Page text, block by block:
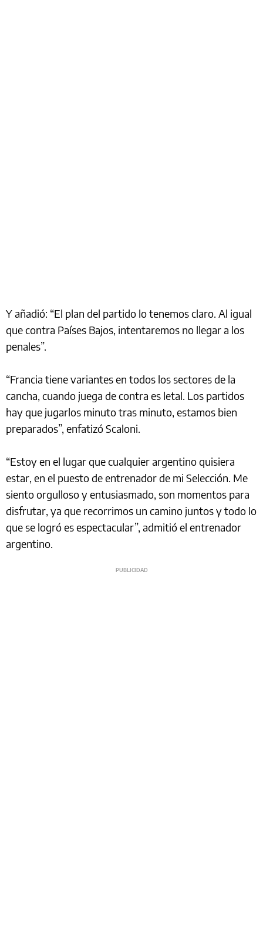
Y añadió: “El plan del partido lo tenemos claro. Al igual
que contra Países Bajos, intentaremos no llegar a los
penales”.
“Francia tiene variantes en todos los sectores de la
cancha, cuando juega de contra es letal. Los partidos
hay que jugarlos minuto tras minuto, estamos bien
preparados”, enfatizó Scaloni.
“Estoy en el lugar que cualquier argentino quisiera
estar, en el puesto de entrenador de mi Selección. Me
siento orgulloso y entusiasmado, son momentos para
disfrutar, ya que recorrimos un camino juntos y todo lo
que se logró es espectacular”, admitió el entrenador
argentino.